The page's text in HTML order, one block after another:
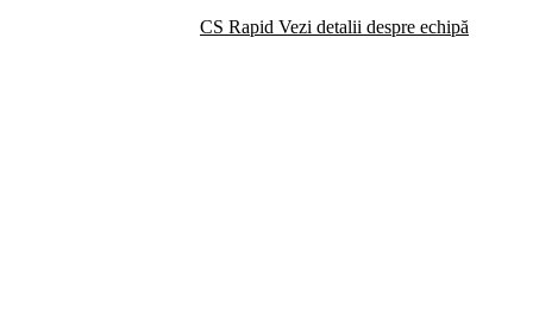
CS Rapid Vezi detalii despre echipă